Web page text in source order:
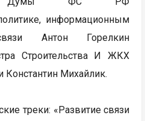
информационным
Антон Горелкин
Строительства И ЖКХ
Михайлик.
треки: «Развитие связи